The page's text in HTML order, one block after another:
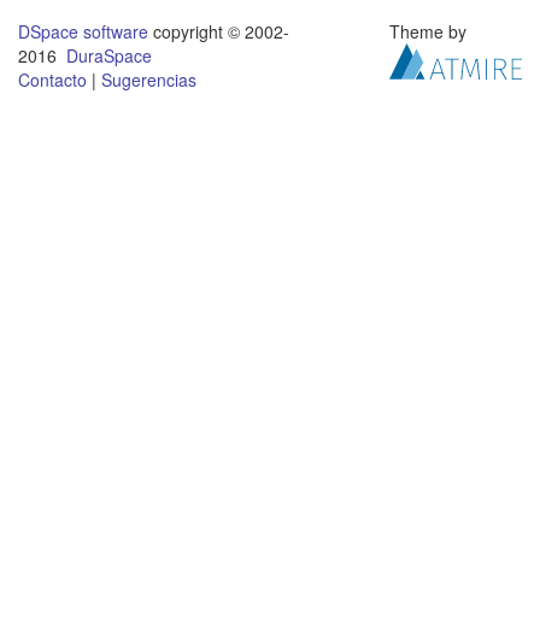
DSpace software copyright © 2002-
2016 DuraSpace
Contacto | Sugerencias
Theme by